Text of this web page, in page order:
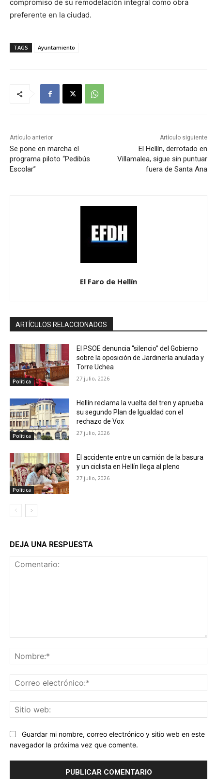
compromiso de su remodelación integral como obra
preferente en la ciudad.
TAGS Ayuntamiento
Artículo anterior
Se pone en marcha el
programa piloto “Pedibús
Escolar”
Artículo siguiente
El Hellín, derrotado en
Villamalea, sigue sin puntuar
fuera de Santa Ana
El Faro de Hellín
ARTÍCULOS RELACCIONADOS
Política
El PSOE denuncia “silencio” del Gobierno
sobre la oposición de Jardinería anulada y
Torre Uchea
27 julio, 2026
Política
Hellín reclama la vuelta del tren y aprueba
su segundo Plan de Igualdad con el
rechazo de Vox
27 julio, 2026
Política
El accidente entre un camión de la basura
y un ciclista en Hellín llega al pleno
27 julio, 2026
DEJA UNA RESPUESTA
Guardar mi nombre, correo electrónico y sitio web en este
navegador la próxima vez que comente.